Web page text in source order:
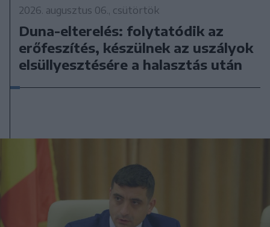
2026. augusztus 06., csütörtök
Duna-elterelés: folytatódik az
erőfeszítés, készülnek az uszályok
elsüllyesztésére a halasztás után